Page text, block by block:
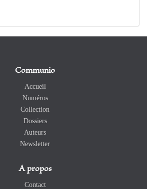
Communio
Accueil
Numéros
Collection
Dossiers
Auteurs
Newsletter
A propos
Contact